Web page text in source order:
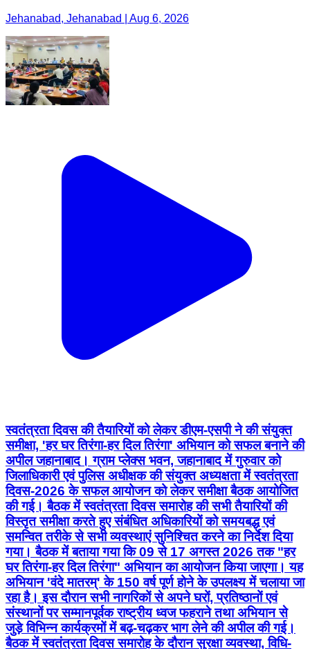
Jehanabad, Jehanabad | Aug 6, 2026
स्वतंत्रता दिवस की तैयारियों को लेकर डीएम-एसपी ने की संयुक्त
समीक्षा, 'हर घर तिरंगा-हर दिल तिरंगा' अभियान को सफल बनाने की
अपील जहानाबाद। ग्राम प्लेक्स भवन, जहानाबाद में गुरुवार को
जिलाधिकारी एवं पुलिस अधीक्षक की संयुक्त अध्यक्षता में स्वतंत्रता
दिवस-2026 के सफल आयोजन को लेकर समीक्षा बैठक आयोजित
की गई। बैठक में स्वतंत्रता दिवस समारोह की सभी तैयारियों की
विस्तृत समीक्षा करते हुए संबंधित अधिकारियों को समयबद्ध एवं
समन्वित तरीके से सभी व्यवस्थाएं सुनिश्चित करने का निर्देश दिया
गया। बैठक में बताया गया कि 09 से 17 अगस्त 2026 तक "हर
घर तिरंगा-हर दिल तिरंगा" अभियान का आयोजन किया जाएगा। यह
अभियान 'वंदे मातरम्' के 150 वर्ष पूर्ण होने के उपलक्ष्य में चलाया जा
रहा है। इस दौरान सभी नागरिकों से अपने घरों, प्रतिष्ठानों एवं
संस्थानों पर सम्मानपूर्वक राष्ट्रीय ध्वज फहराने तथा अभियान से
जुड़े विभिन्न कार्यक्रमों में बढ़-चढ़कर भाग लेने की अपील की गई।
बैठक में स्वतंत्रता दिवस समारोह के दौरान सुरक्षा व्यवस्था, विधि-